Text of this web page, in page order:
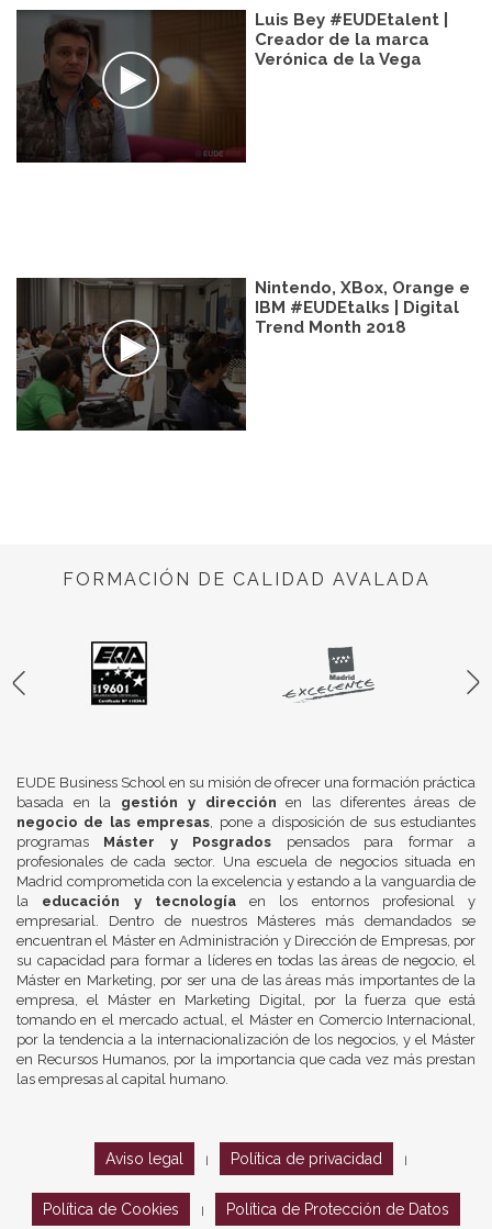
Luis Bey #EUDEtalent |
Creador de la marca
Verónica de la Vega
Nintendo, XBox, Orange e
IBM #EUDEtalks | Digital
Trend Month 2018
FORMACIÓN DE CALIDAD AVALADA
EUDE Business School en su misión de ofrecer una formación práctica
basada en la gestión y dirección en las diferentes áreas de
negocio de las empresas , pone a disposición de sus estudiantes
programas Máster y Posgrados pensados para formar a
profesionales de cada sector. Una escuela de negocios situada en
Madrid comprometida con la excelencia y estando a la vanguardia de
la educación y tecnologíaen los entornos profesional y
empresarial. Dentro de nuestros Másteres más demandados se
encuentran el Máster en Administración y Dirección de Empresas, por
su capacidad para formar a líderes en todas las áreas de negocio, el
Máster en Marketing, por ser una de las áreas más importantes de la
empresa, el Máster en Marketing Digital, por la fuerza que está
tomando en el mercado actual, el Máster en Comercio Internacional,
por la tendencia a la internacionalización de los negocios, y el Máster
en Recursos Humanos, por la importancia que cada vez más prestan
las empresas al capital humano.
Aviso legal Política de privacidad
Política de Cookies Política de Protección de Datos